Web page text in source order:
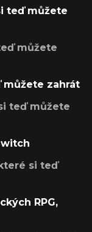
teď můžete
můžete
můžete zahrát
teď můžete
si teď
RPG,